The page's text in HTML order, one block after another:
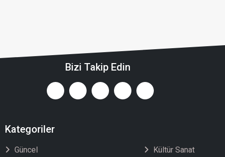
Bizi Takip Edin
Kategoriler
Güncel Kültür Sanat